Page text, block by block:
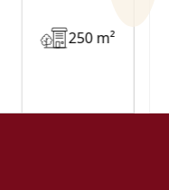
250 m²